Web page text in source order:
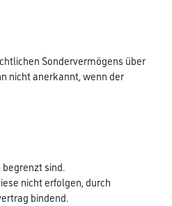
Sondervermögens über
nicht anerkannt, wenn der
sind.
nicht erfolgen, durch
bindend.